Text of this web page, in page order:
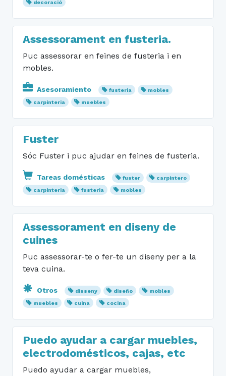
decoració
Assessorament en fusteria.
Puc assessorar en feines de fusteria i en
mobles.
Asesoramiento fusteria
mobles
carpinteria
muebles
Fuster
Sóc Fuster i puc ajudar en feines de fusteria.
Tareas domésticas fuster
carpintero
carpinteria
fusteria mobles
Assessorament en diseny de
cuines
Puc assessorar-te o fer-te un diseny per a la
teva cuina.
Otros disseny diseño
mobles
muebles
cuina cocina
Puedo ayudar a cargar muebles,
electrodomésticos, cajas, etc
Puedo ayudar a cargar muebles,